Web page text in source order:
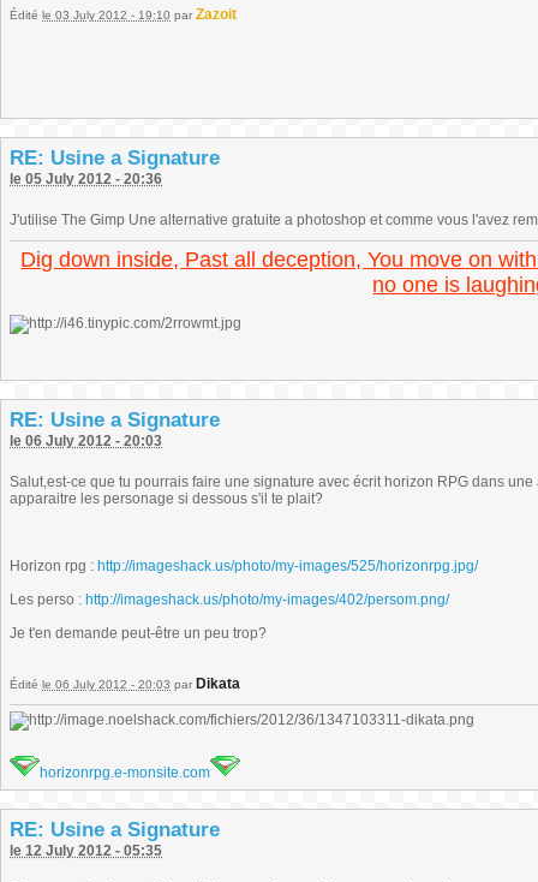
Édité le 03 July 2012 - 19:10 par Zazoit
RE: Usine a Signature
le 05 July 2012 - 20:36
J'utilise The Gimp Une alternative gratuite a photoshop et comme vous l'avez
Dig down inside, Past all deception, You move on
no one is
RE: Usine a Signature
le 06 July 2012 - 20:03
Salut,est-ce que tu pourrais faire une signature avec écrit horizon RPG dans
apparaitre les personage si dessous s'il te plait?
Horizon rpg : http://imageshack.us/photo/my-images/525/horizonrpg.jpg/
Les perso : http://imageshack.us/photo/my-images/402/persom.png/
Je t'en demande peut-être un peu trop?
Édité le 06 July 2012 - 20:03 par Dikata
horizonrpg.e-monsite.com
RE: Usine a Signature
le 12 July 2012 - 05:35